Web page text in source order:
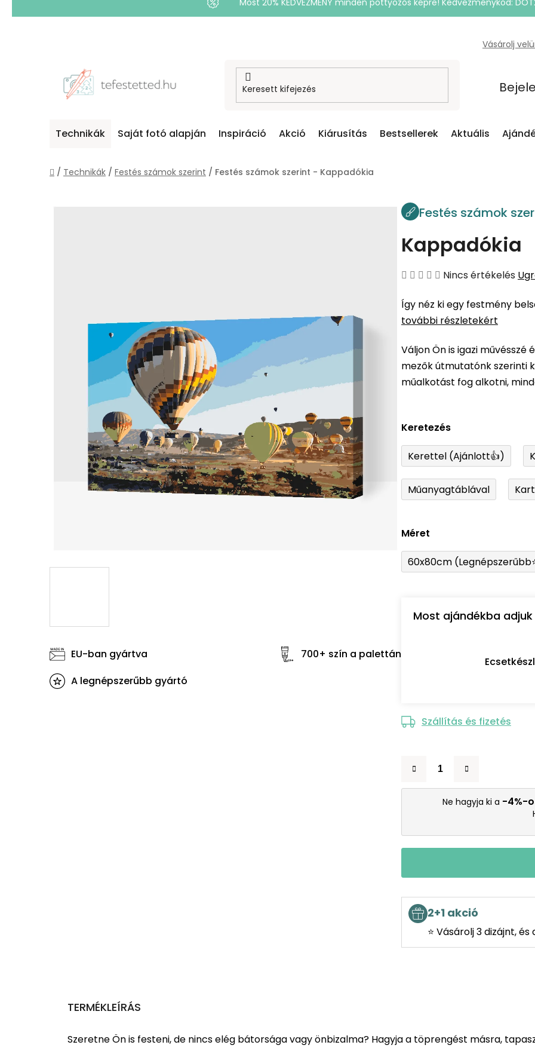
Most 20% KEDVEZMÉNY minden pöttyözős képre! Kedvezménykód:
Vásárolj
Technikák Saját fotó alapján Inspiráció Akció Kiárusítás Bestsellerek Aktuális
Kezdőlap
/ Technikák / Festés számok szerint / Festés számok szerint - Kappadókia
Festés számok
Kappadókia
A
átlagos
értékelése
ből
0,0
csillag.
Nincs értékelés
Így néz ki egy festmény
további részletekért
Váljon Ön is igazi
mezők útmutatónk szerinti
műalkotást fog alkotni,
Keretezés
Kerettel (Ajánlott👍)
Műanyagtáblával
Méret
60x80cm
Most ajándékba
Szállítás és fizetés
Ne hagyja ki a -4%-
2+1 akció
⭐ Vásárolj 3 dizájnt,
EU-ban gyártva
700+ szín a palettán
A legnépszerűbb gyártó
TERMÉKLEÍRÁS
Szeretne Ön is festeni, de nincs elég bátorsága vagy önbizalma? Hagyja a töprengést másra,